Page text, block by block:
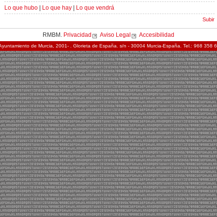
Lo que hubo Lo que hay Lo que vendrá
Subir
RMBM. Privacidad Aviso Legal Accesibilidad
de Murcia, 2001- . Glorieta de España. s/n - 30004 Murcia-España. Tel.: 968 358